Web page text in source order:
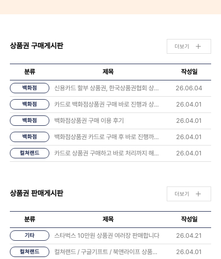
상품권 구매게시판 더보기
분류 제목 작성일
백화점 신용카드 할부 상품권, 한국상품권협회 상담 후기 나눠요 💬 26.06.04
백화점 카드로 백화점상품권 구매 바로 진행과 상품권 오는시간 너무 좋았습니다. 26.04.01
백화점 백화점상품권 구매 이용 후기 26.04.01
백화점 백화점상품권 카드로 구매 후 바로 진행까지 해봤습니다 26.04.01
컬쳐랜드 카드로 상품권 구매하고 바로 처리까지 해봤습니다 후기 26.04.01
상품권 판매게시판 더보기
분류 제목 작성일
기타 스타벅스 10만원 상품권 여러장 판매합니다 26.04.21
컬쳐랜드 컬쳐랜드 / 구글기프트 / 북앤라이프 상품권 판매합니다 26.04.01